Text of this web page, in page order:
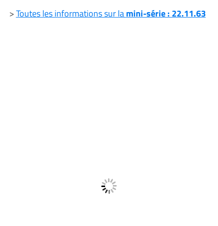
>Toutes les informations sur lamini-série : 22.11.63